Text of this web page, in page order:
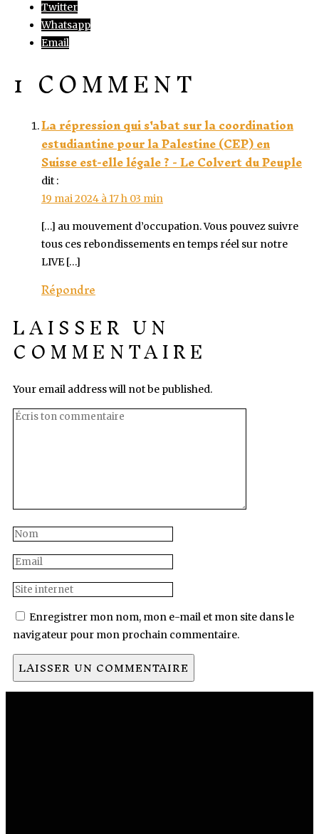
Twitter
Whatsapp
Email
1 COMMENT
La répression qui s'abat sur la coordination
estudiantine pour la Palestine (CEP) en
Suisse est-elle légale ? - Le Colvert du Peuple
dit :
19 mai 2024 à 17 h 03 min
[…] au mouvement d’occupation. Vous pouvez suivre
tous ces rebondissements en temps réel sur notre
LIVE […]
Répondre
LAISSER UN
COMMENTAIRE
Your email address will not be published.
Enregistrer mon nom, mon e-mail et mon site dans le
navigateur pour mon prochain commentaire.